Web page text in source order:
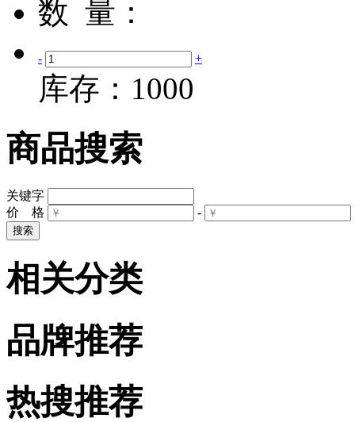
数 量：
- +
库存： 1000
商品搜索
关键字
价 格
-
相关分类
品牌推荐
热搜推荐